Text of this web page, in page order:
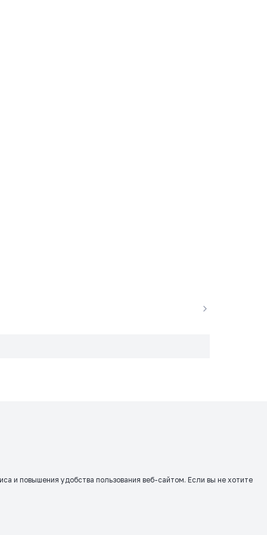
и повышения удобства пользования веб-сайтом. Если вы не хотите